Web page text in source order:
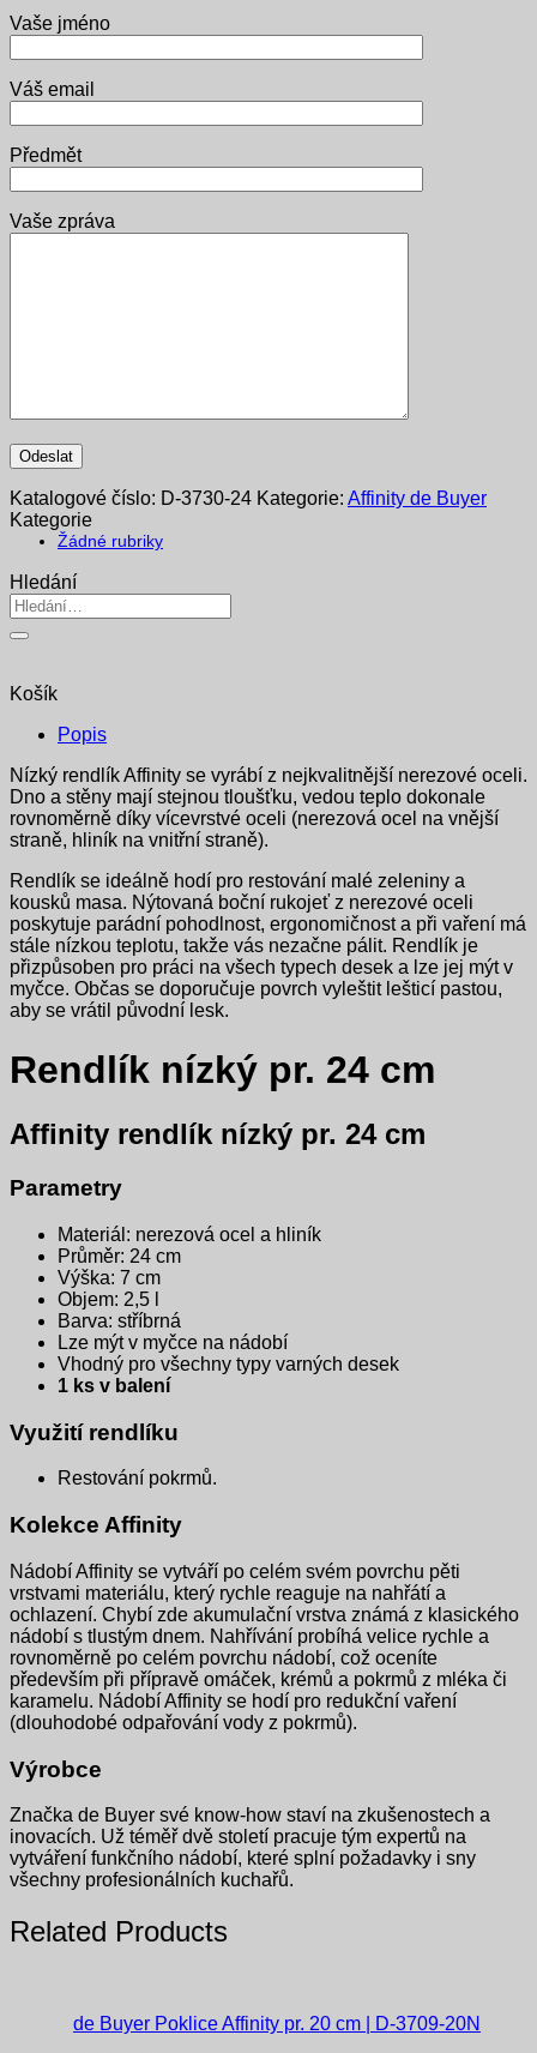
Vaše jméno
Váš email
Předmět
Vaše zpráva
Katalogové číslo: D-3730-24 Kategorie: Affinity de Buyer
Kategorie
Žádné rubriky
Hledání
Hledat:
Košík
Popis
Nízký rendlík Affinity se vyrábí z nejkvalitnější nerezové oceli.
Dno a stěny mají stejnou tloušťku, vedou teplo dokonale
rovnoměrně díky vícevrstvé oceli (nerezová ocel na vnější
straně, hliník na vnitřní straně).
Rendlík se ideálně hodí pro restování malé zeleniny a
kousků masa. Nýtovaná boční rukojeť z nerezové oceli
poskytuje parádní pohodlnost, ergonomičnost a při vaření má
stále nízkou teplotu, takže vás nezačne pálit. Rendlík je
přizpůsoben pro práci na všech typech desek a lze jej mýt v
myčce. Občas se doporučuje povrch vyleštit lešticí pastou,
aby se vrátil původní lesk.
Rendlík nízký pr. 24 cm
Affinity rendlík nízký pr. 24 cm
Parametry
Materiál: nerezová ocel a hliník
Průměr: 24 cm
Výška: 7 cm
Objem: 2,5 l
Barva: stříbrná
Lze mýt v myčce na nádobí
Vhodný pro všechny typy varných desek
1 ks v balení
Využití rendlíku
Restování pokrmů.
Kolekce Affinity
Nádobí Affinity se vytváří po celém svém povrchu pěti
vrstvami materiálu, který rychle reaguje na nahřátí a
ochlazení. Chybí zde akumulační vrstva známá z klasického
nádobí s tlustým dnem. Nahřívání probíhá velice rychle a
rovnoměrně po celém povrchu nádobí, což oceníte
především při přípravě omáček, krémů a pokrmů z mléka či
karamelu. Nádobí Affinity se hodí pro redukční vaření
(dlouhodobé odpařování vody z pokrmů).
Výrobce
Značka de Buyer své know-how staví na zkušenostech a
inovacích. Už téměř dvě století pracuje tým expertů na
vytváření funkčního nádobí, které splní požadavky i sny
všechny profesionálních kuchařů.
Related Products
de Buyer Poklice Affinity pr. 20 cm | D-3709-20N